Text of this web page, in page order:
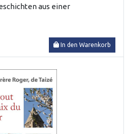
aus einer
In den Warenkorb